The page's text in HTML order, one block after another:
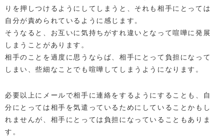
りを押しつけるようにしてしまうと、それも相手にとっては
自分が責められているように感じます。
そうなると、お互いに気持ちがすれ違いとなって喧嘩に発展
しまうことがあります。
相手のことを過度に思うならば、相手にとって負担になって
しまい、些細なことでも喧嘩してしまうようになります。
必要以上にメールで相手に連絡をするようにすることも、自
分にとっては相手を気遣っているためにしていることかもし
れませんが、相手にとっては負担になっていることもありま
す。